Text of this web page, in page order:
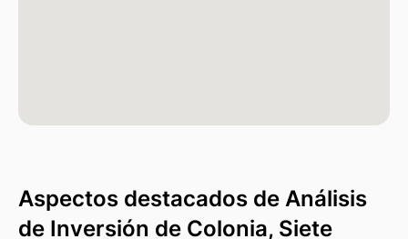
Aspectos destacados de Análisis
de Inversión de Colonia, Siete